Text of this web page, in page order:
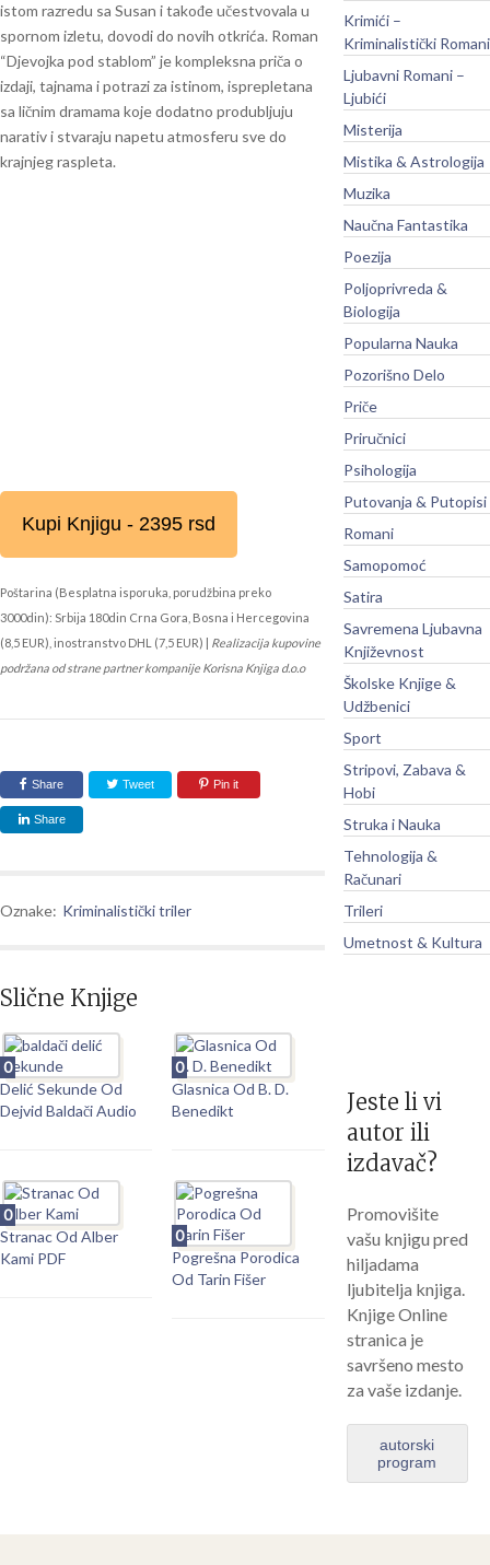
istom razredu sa Susan i takođe učestvovala u
spornom izletu, dovodi do novih otkrića. Roman
“Djevojka pod stablom” je kompleksna priča o
izdaji, tajnama i potrazi za istinom, isprepletana
sa ličnim dramama koje dodatno produbljuju
narativ i stvaraju napetu atmosferu sve do
krajnjeg raspleta.
Kupi Knjigu - 2395 rsd
Poštarina (Besplatna isporuka, porudžbina preko
3000din): Srbija 180din Crna Gora, Bosna i Hercegovina
(8,5 EUR), inostranstvo DHL (7,5 EUR) | Realizacija kupovine
podržana od strane partner kompanije Korisna Knjiga d.o.o
Share Tweet Pin it
Share
Oznake: Kriminalistički triler
Slične Knjige
0
Delić Sekunde Od
Dejvid Baldači Audio
0
Glasnica Od B. D.
Benedikt
0
Stranac Od Alber
Kami PDF
0
Pogrešna Porodica
Od Tarin Fišer
Krimići –
Kriminalistički Romani
Ljubavni Romani –
Ljubići
Misterija
Mistika & Astrologija
Muzika
Naučna Fantastika
Poezija
Poljoprivreda &
Biologija
Popularna Nauka
Pozorišno Delo
Priče
Priručnici
Psihologija
Putovanja & Putopisi
Romani
Samopomoć
Satira
Savremena Ljubavna
Književnost
Školske Knjige &
Udžbenici
Sport
Stripovi, Zabava &
Hobi
Struka i Nauka
Tehnologija &
Računari
Trileri
Umetnost & Kultura
Jeste li vi
autor ili
izdavač?
Promovišite
vašu knjigu pred
hiljadama
ljubitelja knjiga.
Knjige Online
stranica je
savršeno mesto
za vaše izdanje.
autorski
program